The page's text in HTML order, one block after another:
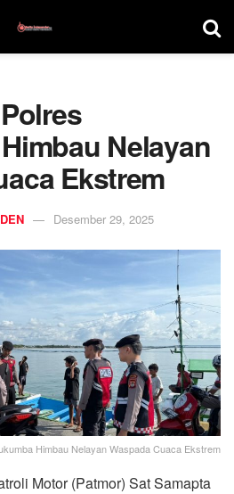
Nelayan
Ekstrem
Desember 29, 2025
Himbau Nelayan Waspada Cuaca Ekstrem
Motor (Patmor) Sat Samapta